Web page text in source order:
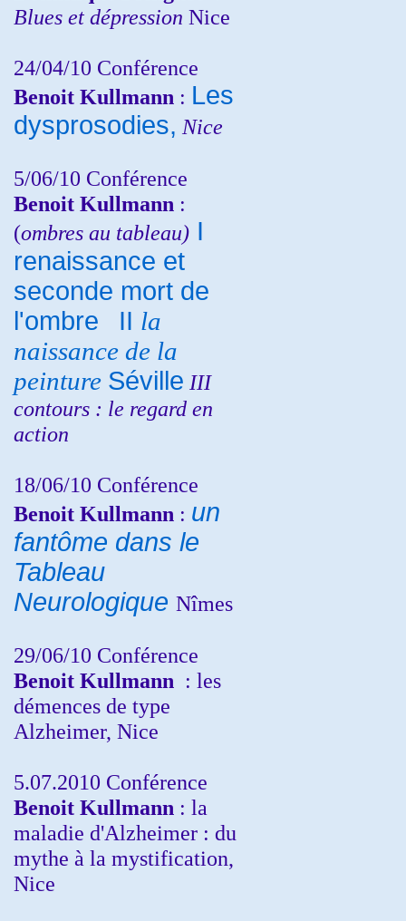
Blues et dépression Nice
24/04/10 Conférence
Benoit Kullmann : Les
dysprosodies, Nice
5/06/10 Conférence
Benoit Kullmann :
(ombres au tableau) I
renaissance et
seconde mort de
l'ombre
II la
naissance de la
peinture Séville III
contours : le regard en
action
18/06/10 Conférence
Benoit Kullmann : un
fantôme dans le
Tableau
Neurologique Nîmes
29/06/10 Conférence
Benoit Kullmann : les
démences de type
Alzheimer, Nice
5.07.2010 Conférence
Benoit Kullmann : la
maladie d'Alzheimer : du
mythe à la mystification,
Nice